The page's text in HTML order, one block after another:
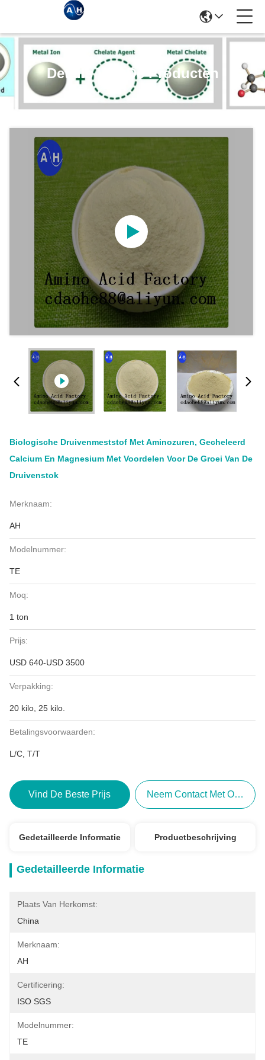
Details Van De Producten
Biologische Druivenmeststof Met Aminozuren, Gecheleerd
Calcium En Magnesium Met Voordelen Voor De Groei Van De
Druivenstok
Merknaam:
AH
Modelnummer:
TE
Moq:
1 ton
Prijs:
USD 640-USD 3500
Verpakking:
20 kilo, 25 kilo.
Betalingsvoorwaarden:
L/C, T/T
Vind De Beste Prijs Neem Contact Met Ons Op
Gedetailleerde Informatie Productbeschrijving
Gedetailleerde Informatie
Plaats Van Herkomst:
China
Merknaam:
AH
Certificering:
ISO SGS
Modelnummer:
TE